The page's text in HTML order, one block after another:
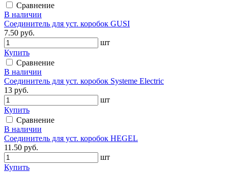
Сравнение
В наличии
Соединитель для уст. коробок GUSI
7.50 руб.
шт
Купить
Сравнение
В наличии
Соединитель для уст. коробок Systeme Electric
13 руб.
шт
Купить
Сравнение
В наличии
Соединитель для уст. коробок HEGEL
11.50 руб.
шт
Купить